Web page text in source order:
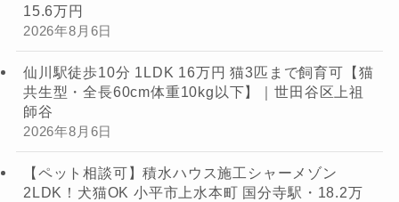
15.6万円
2026年8月6日
仙川駅徒歩10分 1LDK 16万円 猫3匹まで飼育可【猫
共生型・全長60cm体重10kg以下】｜世田谷区上祖
師谷
2026年8月6日
【ペット相談可】積水ハウス施工シャーメゾン
2LDK！犬猫OK 小平市上水本町 国分寺駅・18.2万